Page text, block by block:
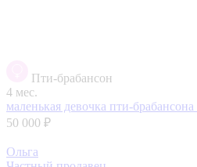
Пти-брабансон
4 мес.
маленькая девочка пти-брабансона
50 000 ₽
Ольга